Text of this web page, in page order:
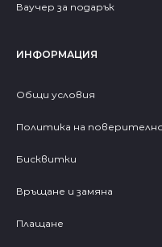
Ваучер за подарък
ИНФОРМАЦИЯ
Общи условия
Политика на
Бисквитки
Връщане и замяна
Плащане